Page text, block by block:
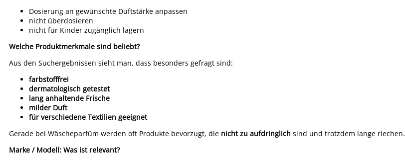
Dosierung an gewünschte Duftstärke anpassen
nicht überdosieren
nicht für Kinder zugänglich lagern
Welche Produktmerkmale sind beliebt?
Aus den Suchergebnissen sieht man, dass besonders gefragt sind:
farbstofffrei
dermatologisch getestet
lang anhaltende Frische
milder Duft
für verschiedene Textilien geeignet
Gerade bei Wäscheparfüm werden oft Produkte bevorzugt, die nicht zu aufdringlich sind und trotzdem lange riechen.
Marke / Modell: Was ist relevant?